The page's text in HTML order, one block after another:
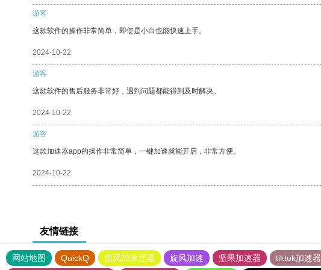
游客
这款软件的操作非常简单，即使是小白也能快速上手。
2024-10-22
游客
这款软件的售后服务非常好，遇到问题都能得到及时解决。
2024-10-22
游客
这款加速器app的操作非常简单，一键加速就能开启，非常方便。
2024-10-22
友情链接
网站地图 QuickQ 旋风加速度器 旋风加速 坚果加速器 tiktok加速器